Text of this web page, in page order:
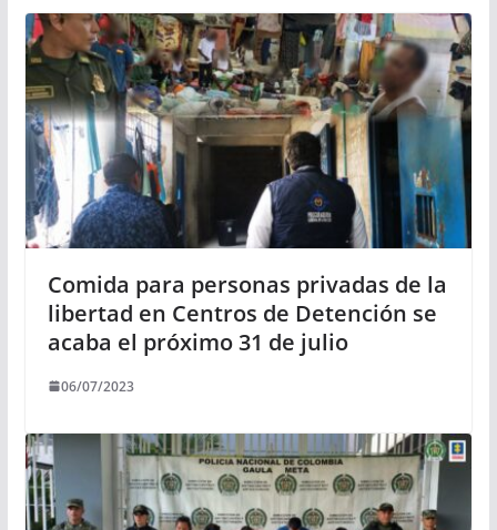
Comida para personas privadas de la
libertad en Centros de Detención se
acaba el próximo 31 de julio
06/07/2023